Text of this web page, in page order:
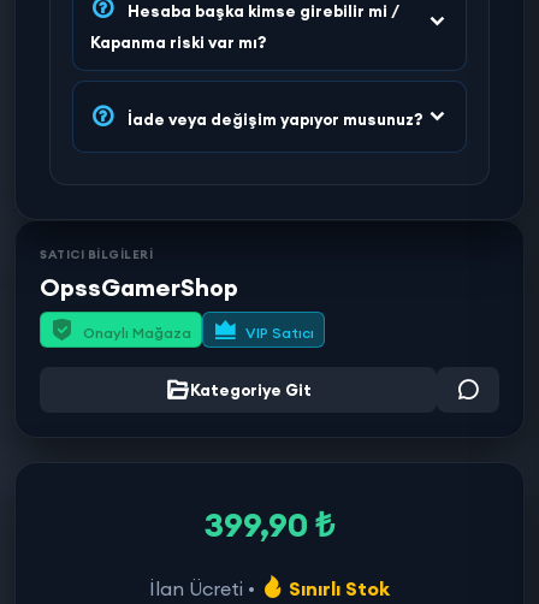
Hesaba başka kimse girebilir mi /
Kapanma riski var mı?
İade veya değişim yapıyor musunuz?
SATICI BİLGİLERİ
OpssGamerShop
Onaylı Mağaza VIP Satıcı
Kategoriye Git
399,90 ₺
İlan Ücreti • Sınırlı Stok